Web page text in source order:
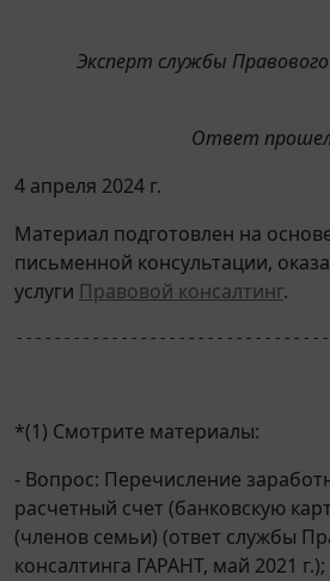
Эксперт службы
Ответ
4 апреля 2024 г.
Материал подготовлен на
письменной консультации,
услуги Правовой консалтинг.
*(1) Смотрите материалы:
- Вопрос: Перечисление
расчетный счет (банковскую
(членов семьи) (ответ службы
консалтинга ГАРАНТ, май 2021 г.);